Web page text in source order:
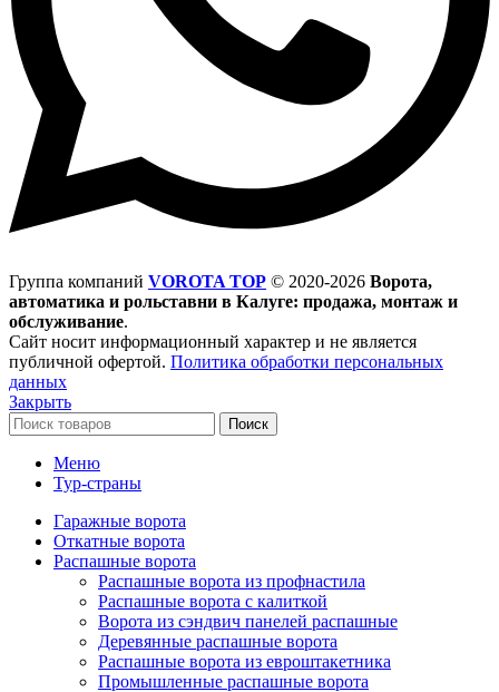
Группа компаний VOROTA TOP © 2020-2026 Ворота,
автоматика и рольставни в Калуге: продажа, монтаж и
обслуживание.
Сайт носит информационный характер и не является
публичной офертой. Политика обработки персональных
данных
Закрыть
Поиск
Меню
Тур-страны
Гаражные ворота
Откатные ворота
Распашные ворота
Распашные ворота из профнастила
Распашные ворота с калиткой
Ворота из сэндвич панелей распашные
Деревянные распашные ворота
Распашные ворота из евроштакетника
Промышленные распашные ворота